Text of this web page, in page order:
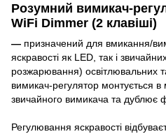
Розумний вимикач-
WiFi Dimmer (2 клавіші)
— призначений для вмикання/
яскравості як LED, так і
розжарювання) освітлювальних
вимикач-регулятор монтується
звичайного вимикача та дублює
Регулювання яскравості